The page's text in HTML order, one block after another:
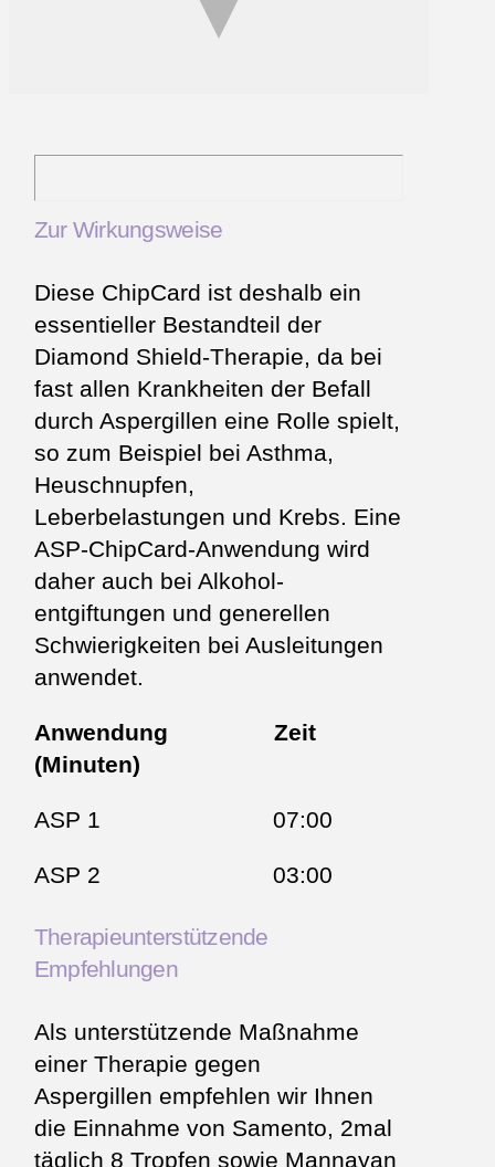
Zur Wirkungsweise
Diese ChipCard ist deshalb ein
essentieller Bestandteil der
Diamond Shield-Therapie, da bei
fast allen Krankheiten der Befall
durch Aspergillen eine Rolle spielt,
so zum Beispiel bei Asthma,
Heuschnupfen,
Leberbelastungen und Krebs. Eine
ASP-ChipCard-Anwendung wird
daher auch bei Alkohol­
entgiftungen und generellen
Schwierigkeiten bei Ausleitungen
anwendet.
Anwendung Zeit
(Minuten)
ASP 1 07:00
ASP 2 03:00
Therapieunterstützende
Empfehlungen
Als unterstützende Maßnahme
einer Therapie gegen
Aspergillen empfehlen wir Ihnen
die Einnahme von Samento, 2mal
täglich 8 Tropfen sowie Mannayan